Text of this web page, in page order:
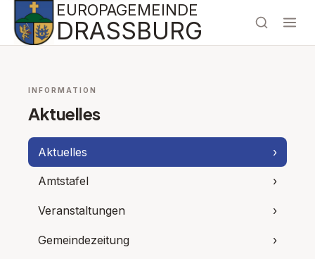
EUROPAGEMEINDE
DRASSBURG
INFORMATION
Aktuelles
Aktuelles ›
Amtstafel ›
Veranstaltungen ›
Gemeindezeitung ›